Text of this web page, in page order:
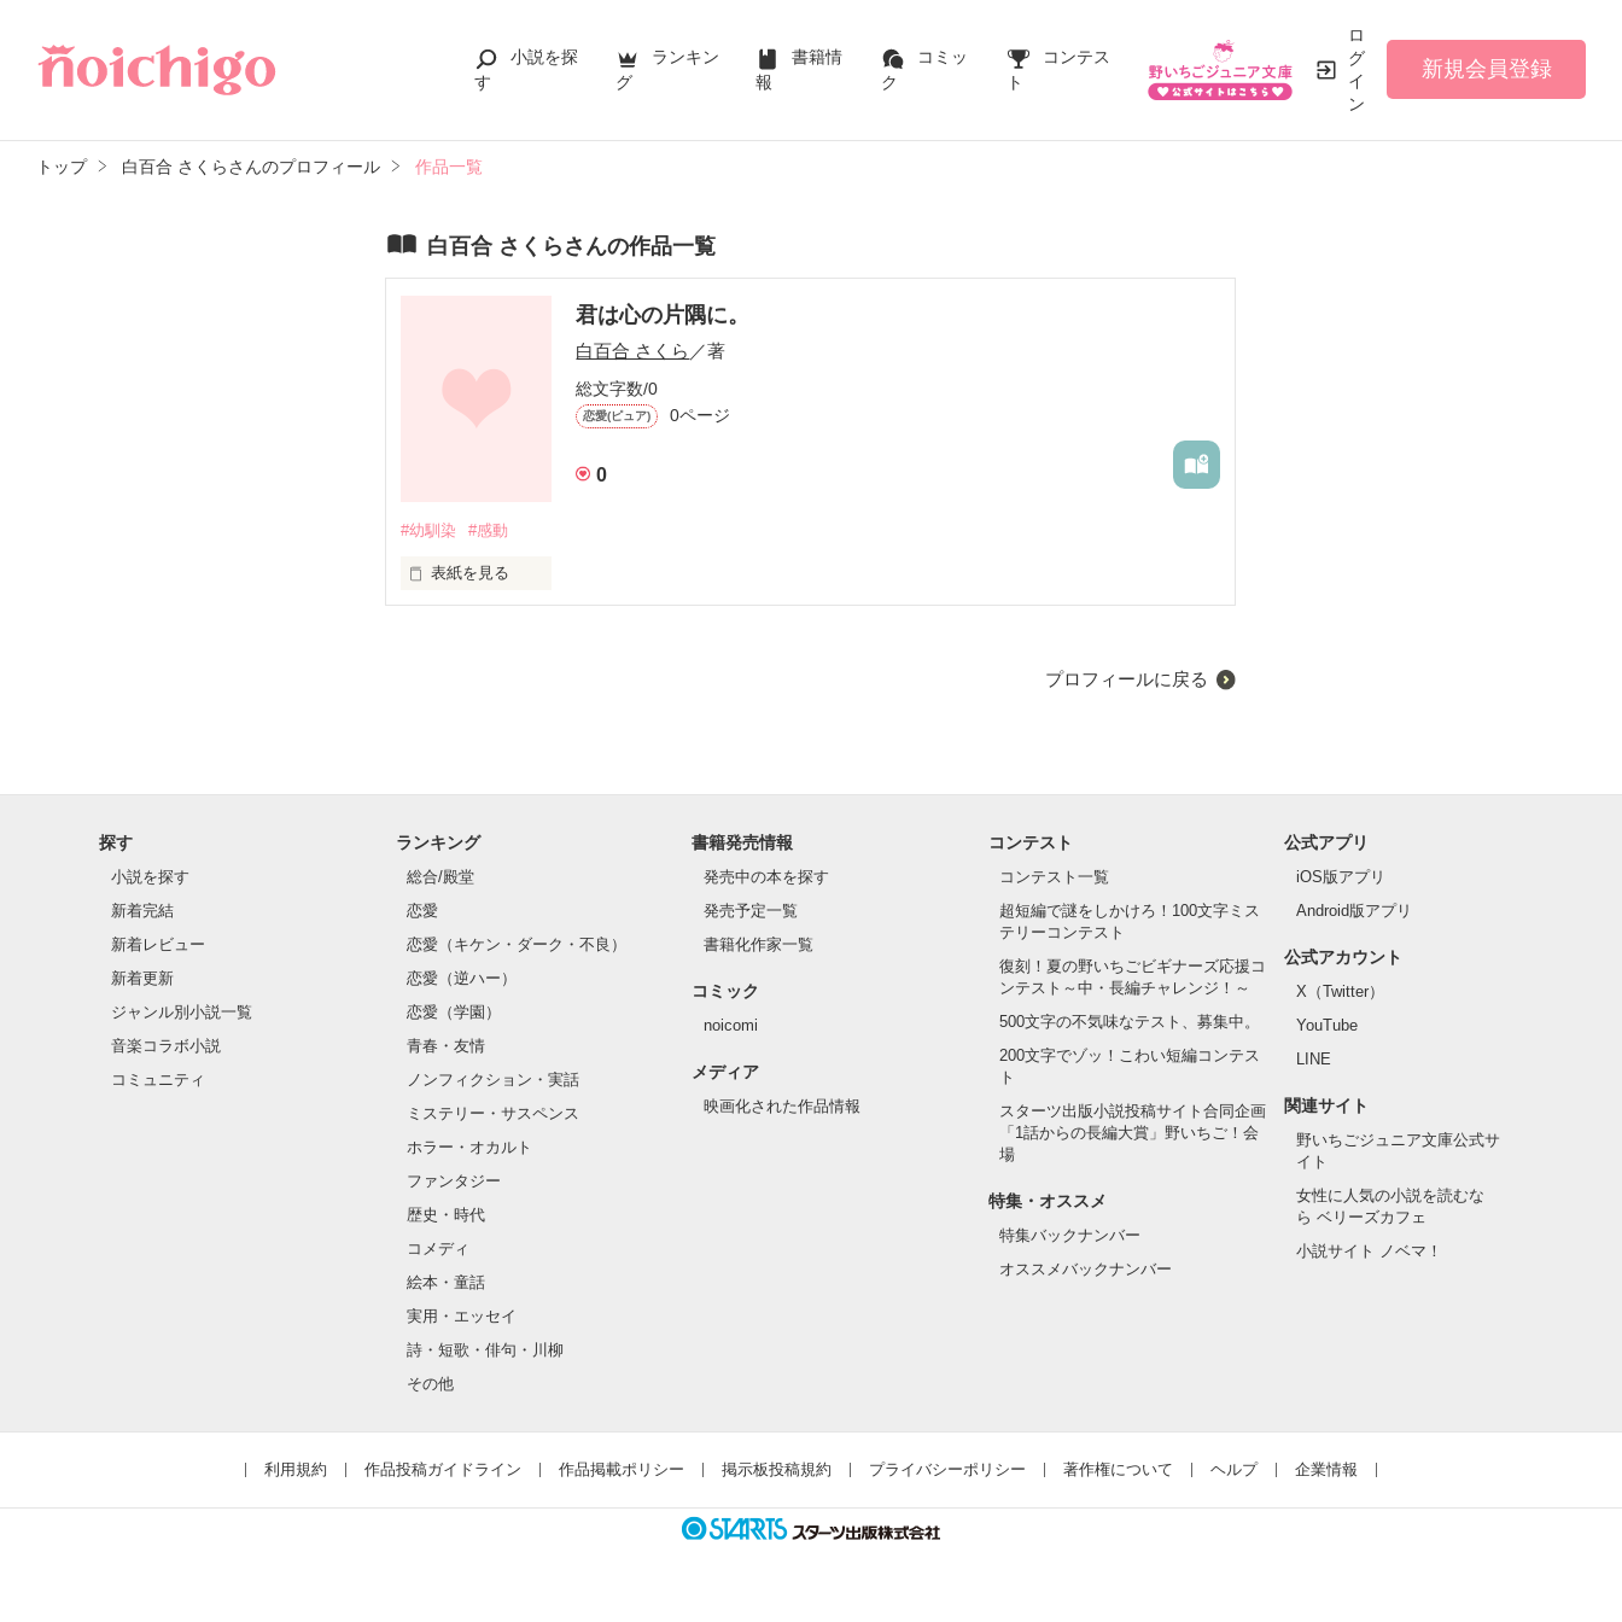
小説を探
す
ランキン
グ
書籍情
報
コミッ
ク
コンテス
ト
ロ
グ
イ
ン
新規会員登録
トップ 白百合 さくらさんのプロフィール 作品一覧
白百合 さくらさんの作品一覧
君は心の片隅に。
白百合 さくら ／著
総文字数/0
恋愛(ピュア) 0ページ
0
#幼馴染 #感動
表紙を見る
作品を読む
プロフィールに戻る
探す
小説を探す
新着完結
新着レビュー
新着更新
ジャンル別小説一覧
音楽コラボ小説
コミュニティ
ランキング
総合/殿堂
恋愛
恋愛（キケン・ダーク・不良）
恋愛（逆ハー）
恋愛（学園）
青春・友情
ノンフィクション・実話
ミステリー・サスペンス
ホラー・オカルト
ファンタジー
歴史・時代
コメディ
絵本・童話
実用・エッセイ
詩・短歌・俳句・川柳
その他
書籍発売情報
発売中の本を探す
発売予定一覧
書籍化作家一覧
コミック
noicomi
メディア
映画化された作品情報
コンテスト
コンテスト一覧
超短編で謎をしかけろ！100文字ミス
テリーコンテスト
復刻！夏の野いちごビギナーズ応援コ
ンテスト～中・長編チャレンジ！～
500文字の不気味なテスト、募集中。
200文字でゾッ！こわい短編コンテス
ト
スターツ出版小説投稿サイト合同企画
「1話からの長編大賞」野いちご！会
場
特集・オススメ
特集バックナンバー
オススメバックナンバー
公式アプリ
iOS版アプリ
Android版アプリ
公式アカウント
X（Twitter）
YouTube
LINE
関連サイト
野いちごジュニア文庫公式サ
イト
女性に人気の小説を読むな
ら ベリーズカフェ
小説サイト ノベマ！
利用規約 作品投稿ガイドライン 作品掲載ポリシー 掲示板投稿規約 プライバシーポリシー 著作権について ヘルプ 企業情報